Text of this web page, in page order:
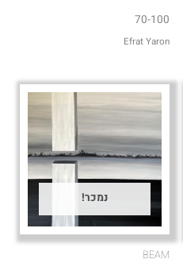
70-100
Efrat Yaron
נמכר!
BEAM